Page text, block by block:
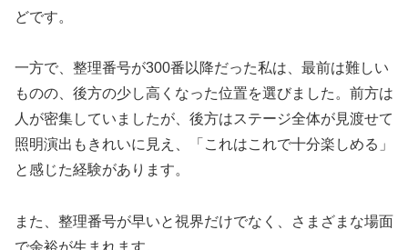
どです。
一方で、整理番号が300番以降だった私は、最前は難しい
ものの、後方の少し高くなった位置を選びました。前方は
人が密集していましたが、後方はステージ全体が見渡せて
照明演出もきれいに見え、「これはこれで十分楽しめる」
と感じた経験があります。
また、整理番号が早いと視界だけでなく、さまざまな場面